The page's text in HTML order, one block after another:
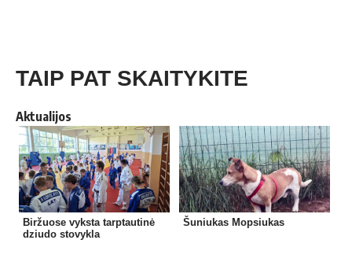
TAIP PAT SKAITYKITE
Aktualijos
Biržuose vyksta tarptautinė
dziudo stovykla
Šuniukas Mopsiukas